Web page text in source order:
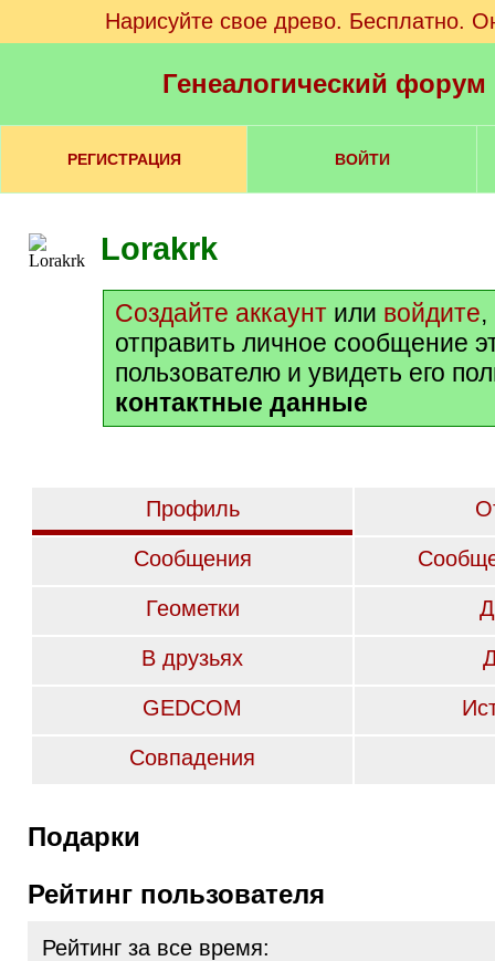
Нарисуйте свое древо. Бесплатно.
Генеалогический
РЕГИСТРАЦИЯ ВОЙТИ
Lorakrk
Создайте аккаунт или войдите,
отправить личное сообщение
пользователю и увидеть его
контактные данные
Профиль
Сообщения
Геометки
В друзьях
GEDCOM
Совпадения
Подарки
Рейтинг пользователя
Рейтинг за все время: